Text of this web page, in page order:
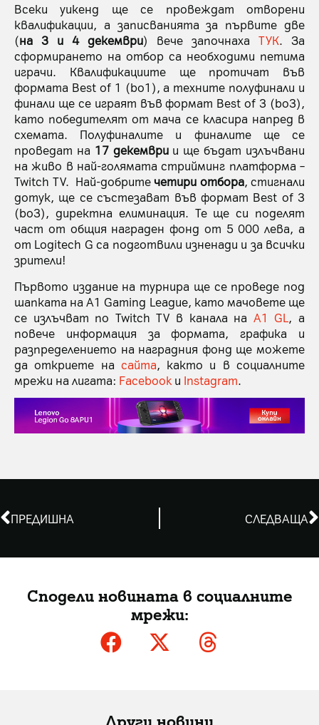
Всеки уикенд ще се провеждат отворени
квалификации, а записванията за първите две
(на 3 и 4 декември) вече започнаха ТУК. За
сформирането на отбор са необходими петима
играчи. Квалификациите ще протичат във
формата Best of 1 (bo1), а техните полуфинали и
финали ще се играят във формат Best of 3 (bo3),
като победителят от мача се класира напред в
схемата. Полуфиналите и финалите ще се
проведат на 17 декември и ще бъдат излъчвани
на живо в най-голямата стрийминг платформа –
Twitch TV. Най-добрите четири отбора, стигнали
дотук, ще се състезават във формат Best of 3
(bo3), директна елиминация. Те ще си поделят
част от общия награден фонд от 5 000 лева, а
от Logitech G са подготвили изненади и за всички
зрители!
Първото издание на турнира ще се проведе под
шапката на A1 Gaming League, като мачовете ще
се излъчват по Twitch TV в канала на A1 GL, а
повече информация за формата, графика и
разпределението на наградния фонд ще можете
да откриете на сайта, както и в социалните
мрежи на лигата: Facebook и Instagram.
ПРЕДИШНА СЛЕДВАЩА
Сподели новината в социалните
мрежи:
Други новини